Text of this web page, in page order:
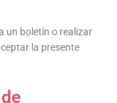
un boletín o realizar
la presente